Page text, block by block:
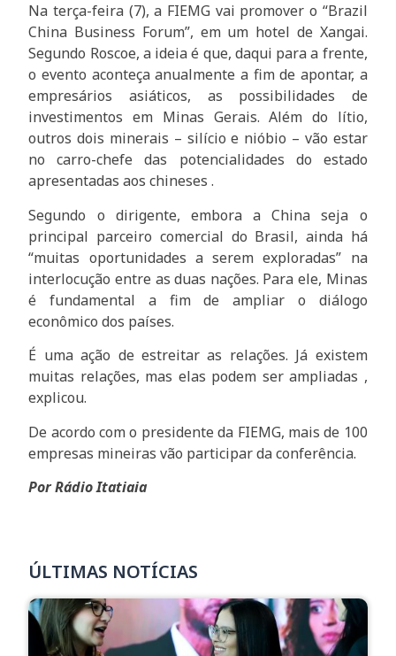
Na terça-feira (7), a FIEMG vai promover o “Brazil
China Business Forum”, em um hotel de Xangai.
Segundo Roscoe, a ideia é que, daqui para a frente,
o evento aconteça anualmente a fim de apontar, a
empresários asiáticos, as possibilidades de
investimentos em Minas Gerais. Além do lítio,
outros dois minerais – silício e nióbio – vão estar
no carro-chefe das potencialidades do estado
apresentadas aos chineses .
Segundo o dirigente, embora a China seja o
principal parceiro comercial do Brasil, ainda há
“muitas oportunidades a serem exploradas” na
interlocução entre as duas nações. Para ele, Minas
é fundamental a fim de ampliar o diálogo
econômico dos países.
É uma ação de estreitar as relações. Já existem
muitas relações, mas elas podem ser ampliadas ,
explicou.
De acordo com o presidente da FIEMG, mais de 100
empresas mineiras vão participar da conferência.
Por Rádio Itatiaia
ÚLTIMAS NOTÍCIAS